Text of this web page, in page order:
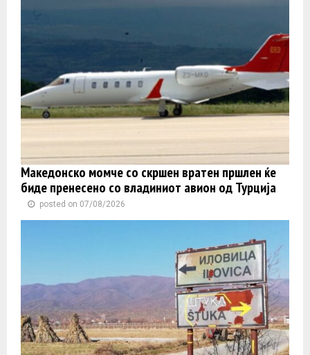
Македонско момче со скршен вратен пршлен ќе
биде пренесено со владиниот авион од Турција
posted on 07/08/2026